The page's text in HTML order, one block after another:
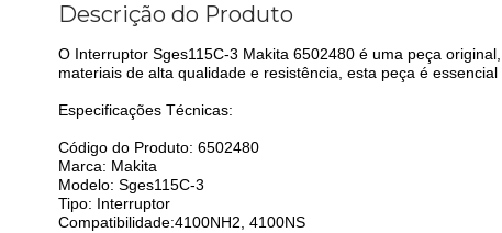
Descrição do Produto
O Interruptor Sges115C-3 Makita 6502480 é uma peça
materiais de alta qualidade e resistência, esta peça é
Especificações Técnicas:
Código do Produto: 6502480
Marca: Makita
Modelo: Sges115C-3
Tipo: Interruptor
Compatibilidade:4100NH2, 4100NS